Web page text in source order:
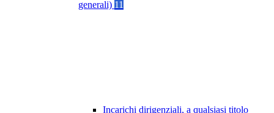
generali) 11
Incarichi dirigenziali, a qualsiasi titolo